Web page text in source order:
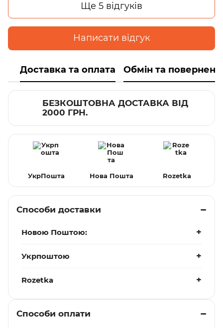
Ще 5 відгуків
Написати відгук
Доставка та оплата Обмін та
БЕЗКОШТОВНА ДОСТАВКА ВІД
2000 ГРН.
УкрПошта Нова Пошта Rozetka
Способи доставки
Новою Поштою:
Укрпоштою
Rozetka
Способи оплати